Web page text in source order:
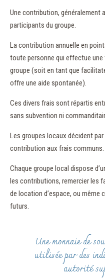
Une contribution, généralement
participants du groupe.
La contribution annuelle en
toute personne qui effectue une
groupe (soit en tant que
offre une aide spontanée).
Ces divers frais sont répartis
sans subvention ni
Les groupes locaux décident par
contribution aux frais communs.
Chaque groupe local dispose
les contributions, remercier les
de location d’espace, ou
futurs.
Une monnaie de
utilisée par des
autorité